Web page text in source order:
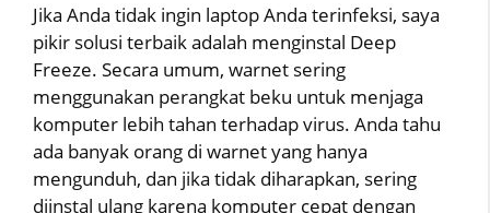
Jika Anda tidak ingin laptop Anda terinfeksi, saya
pikir solusi terbaik adalah menginstal Deep
Freeze. Secara umum, warnet sering
menggunakan perangkat beku untuk menjaga
komputer lebih tahan terhadap virus. Anda tahu
ada banyak orang di warnet yang hanya
mengunduh, dan jika tidak diharapkan, sering
diinstal ulang karena komputer cepat dengan